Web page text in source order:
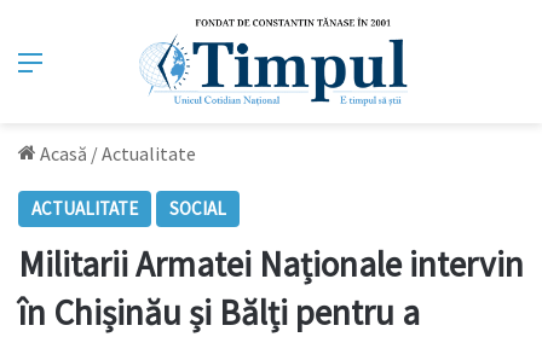
Meniu
Acasă /Actualitate
ACTUALITATE SOCIAL
Militarii Armatei Naționale intervin
în Chișinău și Bălți pentru a